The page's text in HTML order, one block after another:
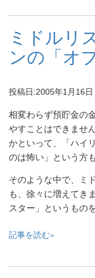
ミドルリ
ンの「オ
投稿日:2005年1月16日
相変わらず預貯金の
やすことはできません
かといって、「ハイ
のは怖い」という方
そのような中で、ミ
も、徐々に増えてき
スター」というもの
記事を読む